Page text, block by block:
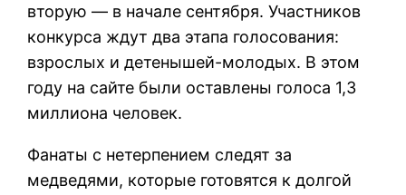
вторую — в начале сентября. Участников
конкурса ждут два этапа голосования:
взрослых и детенышей-молодых. В этом
году на сайте были оставлены голоса 1,3
миллиона человек.
Фанаты с нетерпением следят за
медведями, которые готовятся к долгой